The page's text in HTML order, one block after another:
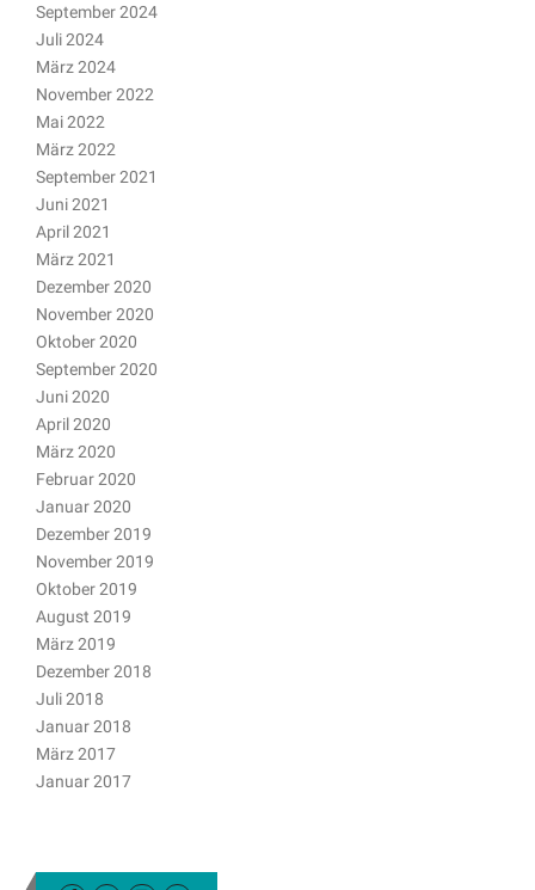
September 2024
Juli 2024
März 2024
November 2022
Mai 2022
März 2022
September 2021
Juni 2021
April 2021
März 2021
Dezember 2020
November 2020
Oktober 2020
September 2020
Juni 2020
April 2020
März 2020
Februar 2020
Januar 2020
Dezember 2019
November 2019
Oktober 2019
August 2019
März 2019
Dezember 2018
Juli 2018
Januar 2018
März 2017
Januar 2017